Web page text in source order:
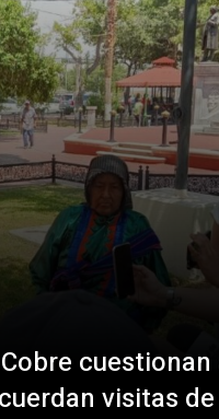
cuestionan
visitas